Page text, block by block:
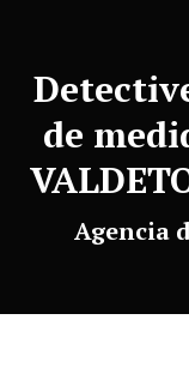
de
Agencia